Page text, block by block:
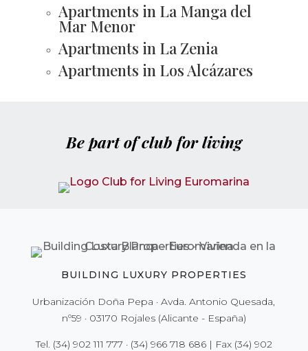
Apartments in La Manga del
Mar Menor
Apartments in La Zenia
Apartments in Los Alcázares
Be part of club for living
BUILDING LUXURY PROPERTIES
Urbanización Doña Pepa · Avda. Antonio Quesada,
nº59 · 03170 Rojales (Alicante - España)
Tel. (34) 902 111 777 · (34) 966 718 686| Fax (34) 902